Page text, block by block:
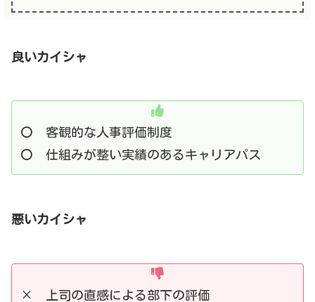
良いカイシャ
〇 客観的な人事評価制度
〇 仕組みが整い実績のあるキャリアパス
悪いカイシャ
× 上司の直感による部下の評価